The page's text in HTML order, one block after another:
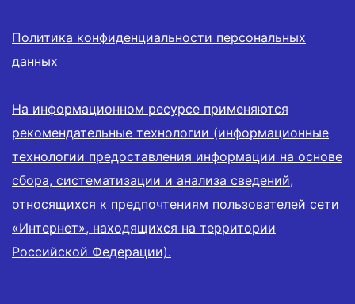
Политика конфиденциальности персональных
данных
На информационном ресурсе применяются
рекомендательные технологии (информационные
технологии предоставления информации на основе
сбора, систематизации и анализа сведений,
относящихся к предпочтениям пользователей сети
«Интернет», находящихся на территории
Российской Федерации).